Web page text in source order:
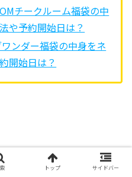
チークルーム福袋の中
や予約開始日は？
ンダー福袋の中身をネ
開始日は？
トップ サイドバー